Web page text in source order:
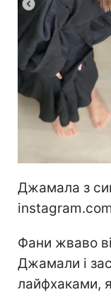
Джамала з
Фани жваво
Джамали і
лайфхаками,